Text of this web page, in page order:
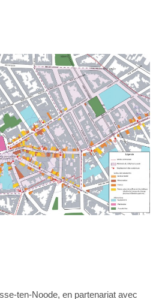
ten-Noode, en partenariat avec